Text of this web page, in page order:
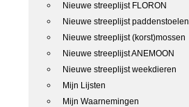
Nieuwe streeplijst FLORON
Nieuwe streeplijst paddenstoelen
Nieuwe streeplijst (korst)mossen
Nieuwe streeplijst ANEMOON
Nieuwe streeplijst weekdieren
Mijn Lijsten
Mijn Waarnemingen